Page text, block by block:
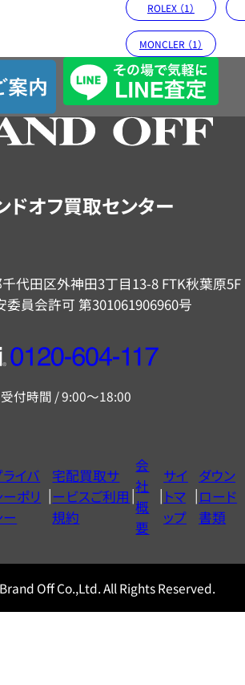
ROLEX （1）
MONCLER （1）
ドオフ買取センター
代田区外神田3丁目13-8 FTK秋葉原5F
委員会許可 第301061906960号
フ
ー
ヤ
ル
0120604117
受付時間 / 9:00～18:00
イバ
ーポリ
ー
宅配買取サ
ービスご利用
規約
会
社
概
要
サイ
トマ
ップ
ダウン
ロード
書類
Off Co.,Ltd. All Rights Reserved.